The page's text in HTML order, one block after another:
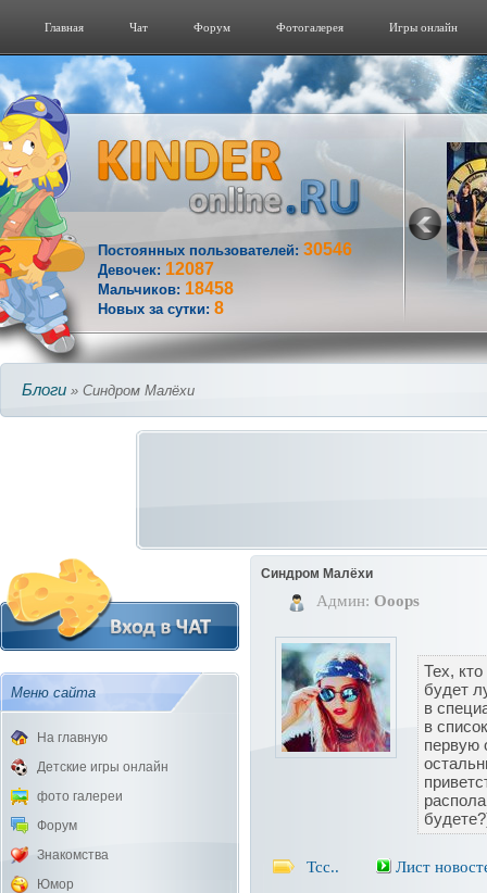
Главная Чат Форум Фотогалерeя Игры онлайн
Постоянных пользователей: 30546
Девочек: 12087
Мальчиков: 18458
Новых за сутки: 8
Блоги » Синдром Малёхи
Меню сайта
На главную
Детские игры онлайн
фото галереи
Форум
Знакомства
Юмор
Синдром Малёхи
Админ: Ooops
Тех, кто
будет
в
в
первую
Тсс.. Лист